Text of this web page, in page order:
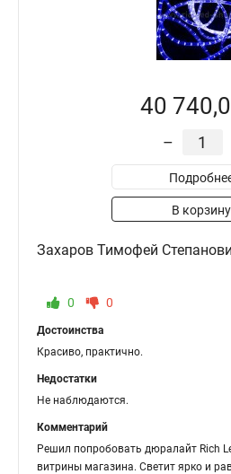
40
–
В корзину
Захаров Тимофей
0 0
Достоинства
Красиво, практично.
Недостатки
Не наблюдаются.
Комментарий
Решил попробовать дюралайт Rich
витрины магазина. Светит ярко и